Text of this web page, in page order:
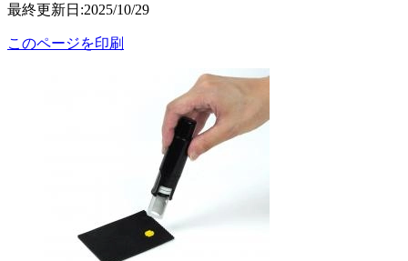
最終更新日:2025/10/29
このページを印刷